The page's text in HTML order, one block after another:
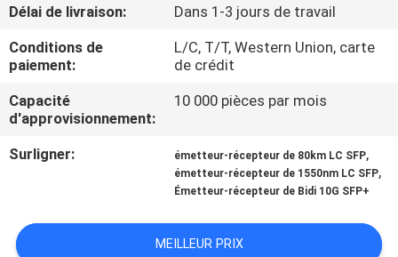
CONTACTEZ-
NOUS
UNE
Délai de livraison:
Dans 1-3 jours de travail
Conditions de
paiement:
L/C, T/T, Western Union, carte
de crédit
Capacité
d'approvisionnement:
10 000 pièces par mois
Surligner: émetteur-récepteur de 80km LC SFP,
émetteur-récepteur de 1550nm LC SFP,
Émetteur-récepteur de Bidi 10G SFP+
MEILLEUR PRIX